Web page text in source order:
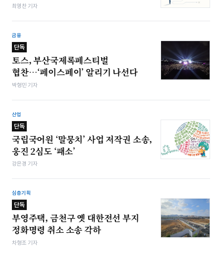
최영찬 기자
금융
단독
토스, 부산국제록페스티벌
협찬…‘페이스페이’ 알리기 나선다
박형민 기자
산업
단독
국립국어원 ‘말뭉치’ 사업 저작권 소송,
웅진 2심도 ‘패소’
강은경 기자
심층기획
단독
부영주택, 금천구 옛 대한전선 부지
정화명령 취소 소송 각하
차형조 기자